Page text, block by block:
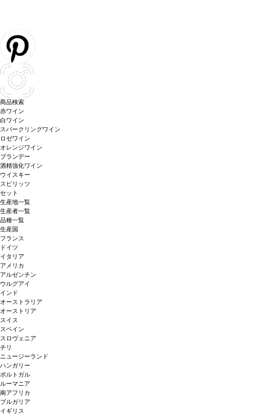
商品検索
赤ワイン
白ワイン
スパークリングワイン
ロゼワイン
オレンジワイン
ブランデー
酒精強化ワイン
ウイスキー
スピリッツ
セット
生産地一覧
生産者一覧
品種一覧
生産国
フランス
ドイツ
イタリア
アメリカ
アルゼンチン
ウルグアイ
インド
オーストラリア
オーストリア
スイス
スペイン
スロヴェニア
チリ
ニュージーランド
ハンガリー
ポルトガル
ルーマニア
南アフリカ
ブルガリア
イギリス